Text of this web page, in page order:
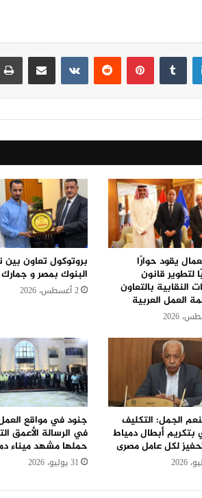
لينكدإن بينتيريست
يقود حوارًا
لتطوير قانون
النقابية بالتعاون
العمل العربية
بروتوكول تعاون بين
البنوك بمصر و
2 أغسطس، 2026
الجمل: التكليف
بتكريم أبطال دمياط
لكل عامل مصرى
جنود في مواقع
في الرسالة الأعمق
حملها مشهد ميناء
31 يوليو، 2026